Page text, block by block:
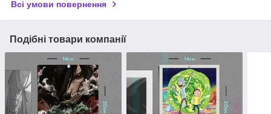
Всі умови повернення
Подібні товари компанії